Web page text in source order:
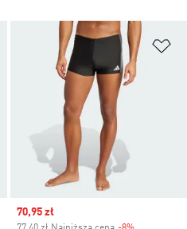
Dodaj do listy życzeń
Sale price
70,95 zł